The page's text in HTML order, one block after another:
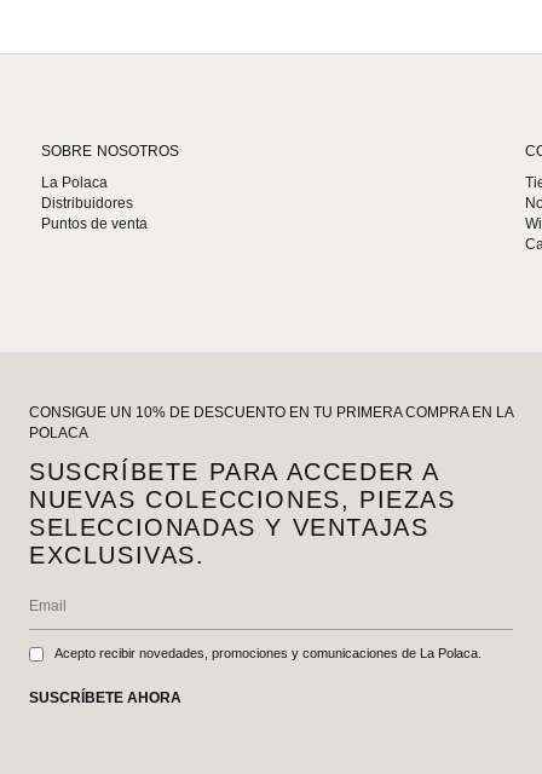
SOBRE NOSOTROS
La Polaca
Distribuidores
Puntos de venta
CONSIGUE UN 10% DE DESCUENTO EN TU PRIMERA COMPRA EN LA
POLACA
SUSCRÍBETE PARA ACCEDER A
NUEVAS COLECCIONES, PIEZAS
SELECCIONADAS Y VENTAJAS
EXCLUSIVAS.
Acepto recibir novedades, promociones y comunicaciones de La Polaca.
SUSCRÍBETE AHORA